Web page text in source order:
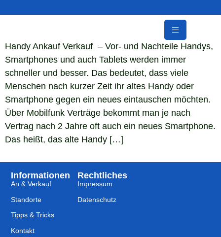
Handy Ankauf Verkauf – Vor- und Nachteile Handys,
Smartphones und auch Tablets werden immer
schneller und besser. Das bedeutet, dass viele
Menschen nach kurzer Zeit ihr altes Handy oder
Smartphone gegen ein neues eintauschen möchten.
Über Mobilfunk Verträge bekommt man je nach
Vertrag nach 2 Jahre oft auch ein neues Smartphone.
Das heißt, das alte Handy […]
Informationen
An & Verkauf
Standorte
Tipps & Tricks
Kontakt
Rechtliches
Impressum
Datenschutz